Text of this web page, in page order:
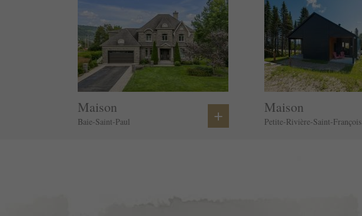
Maison
Baie-Saint-Paul + Maison
Petite-Rivière-Saint-François